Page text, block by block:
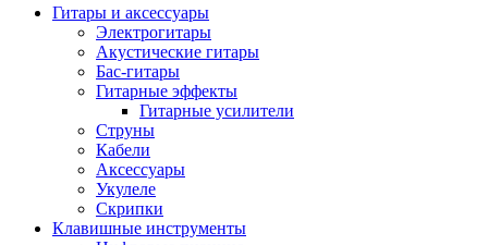
Гитары и аксессуары
Электрогитары
Акустические гитары
Бас-гитары
Гитарные эффекты
Гитарные усилители
Струны
Кабели
Аксессуары
Укулеле
Скрипки
Клавишные инструменты